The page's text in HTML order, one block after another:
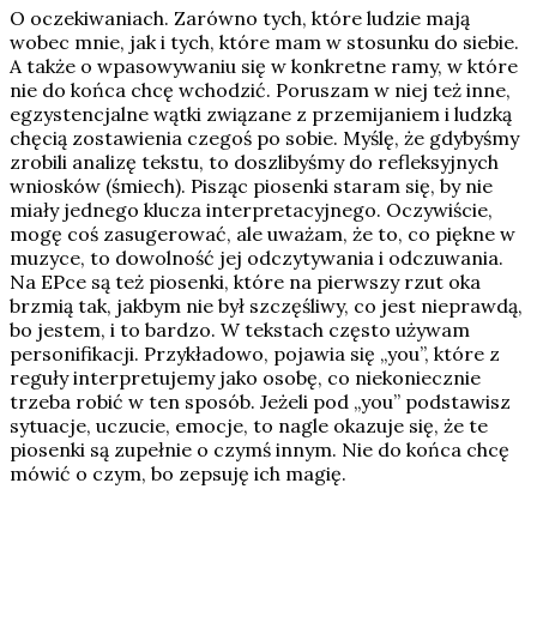
O oczekiwaniach. Zarówno tych, które ludzie mają
wobec mnie, jak i tych, które mam w stosunku do siebie.
A także o wpasowywaniu się w konkretne ramy, w które
nie do końca chcę wchodzić. Poruszam w niej też inne,
egzystencjalne wątki związane z przemijaniem i ludzką
chęcią zostawienia czegoś po sobie. Myślę, że gdybyśmy
zrobili analizę tekstu, to doszlibyśmy do refleksyjnych
wniosków (śmiech). Pisząc piosenki staram się, by nie
miały jednego klucza interpretacyjnego. Oczywiście,
mogę coś zasugerować, ale uważam, że to, co piękne w
muzyce, to dowolność jej odczytywania i odczuwania.
Na EPce są też piosenki, które na pierwszy rzut oka
brzmią tak, jakbym nie był szczęśliwy, co jest nieprawdą,
bo jestem, i to bardzo. W tekstach często używam
personifikacji. Przykładowo, pojawia się „you”, które z
reguły interpretujemy jako osobę, co niekoniecznie
trzeba robić w ten sposób. Jeżeli pod „you” podstawisz
sytuacje, uczucie, emocje, to nagle okazuje się, że te
piosenki są zupełnie o czymś innym. Nie do końca chcę
mówić o czym, bo zepsuję ich magię.